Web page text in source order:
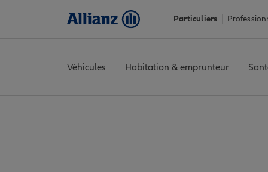
Particuliers
Véhicules Habitation & emprunteur